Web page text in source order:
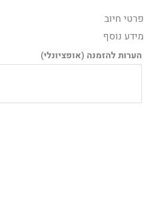
לתוכןפרטי חיוב‫
מידע נוסף
הערות להזמנה (אופציונלי)